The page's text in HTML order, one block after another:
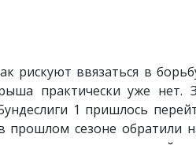
рискуют ввязаться в
практически уже нет.
1 пришлось
сезоне обратили